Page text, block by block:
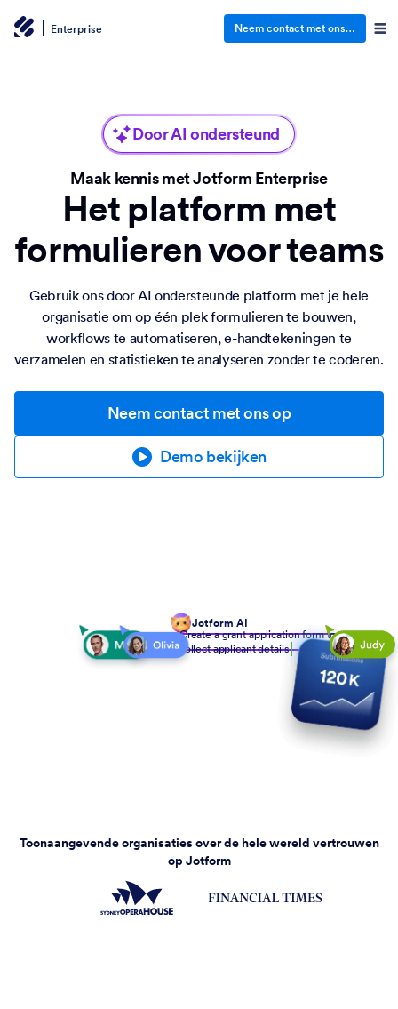
Enterprise Neem contact met ons op
Door AI ondersteund
Maak kennis met Jotform Enterprise
Het platform met
formulieren voor teams
Gebruik ons door AI ondersteunde platform met je hele
organisatie om op één plek formulieren te bouwen,
workflows te automatiseren, e-handtekeningen te
verzamelen en statistieken te analyseren zonder te coderen.
Neem contact met ons op
Demo bekijken
Jotform AI
Create a grant application form to
collect applicant details
Toonaangevende organisaties over de hele wereld vertrouwen
op Jotform